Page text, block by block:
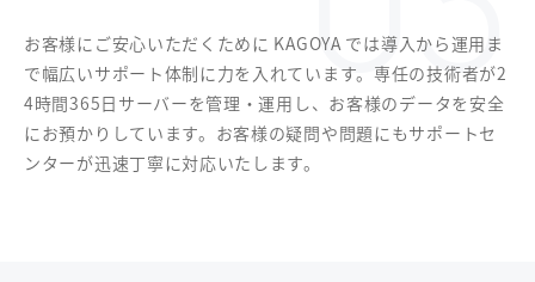
お客様にご安心いただくために KAGOYA では導入から運用ま
で幅広いサポート体制に力を入れています。専任の技術者が2
4時間365日サーバーを管理・運用し、お客様のデータを安全
にお預かりしています。お客様の疑問や問題にもサポートセ
ンターが迅速丁寧に対応いたします。